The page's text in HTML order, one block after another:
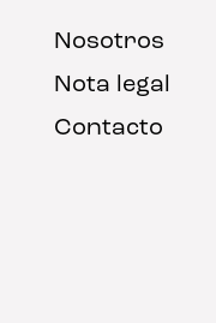
Nosotros
Nota legal
Contacto